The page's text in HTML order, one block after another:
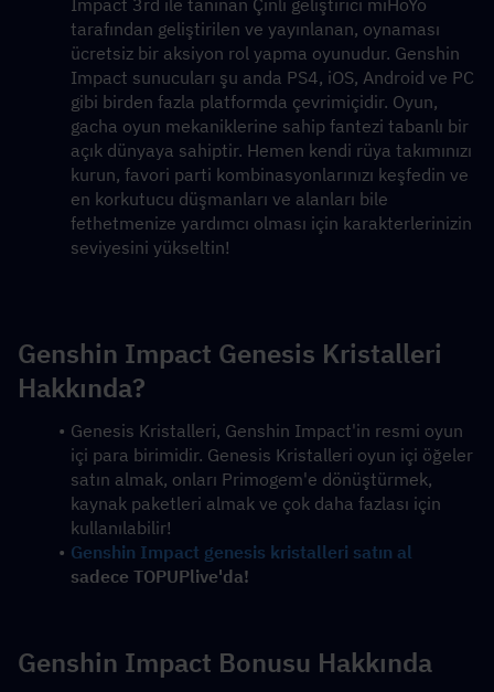
tarafından geliştirilen ve yayınlanan, oynaması
ücretsiz bir aksiyon rol yapma oyunudur. Genshin
Impact sunucuları şu anda PS4, iOS, Android ve PC
gibi birden fazla platformda çevrimiçidir. Oyun,
gacha oyun mekaniklerine sahip fantezi tabanlı bir
açık dünyaya sahiptir. Hemen kendi rüya takımınızı
kurun, favori parti kombinasyonlarınızı keşfedin ve
en korkutucu düşmanları ve alanları bile
fethetmenize yardımcı olması için karakterlerinizin
seviyesini yükseltin!
Genshin Impact Genesis Kristalleri
Hakkında?
Genesis Kristalleri, Genshin Impact'in resmi oyun
içi para birimidir. Genesis Kristalleri oyun içi öğeler
satın almak, onları Primogem'e dönüştürmek,
kaynak paketleri almak ve çok daha fazlası için
kullanılabilir!
Genshin Impact genesis kristalleri satın al
sadece TOPUPlive'da!
Genshin Impact Bonusu Hakkında